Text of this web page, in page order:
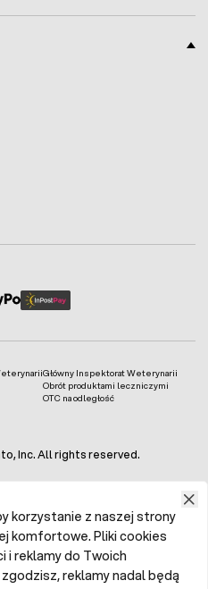
Główny Inspektorat Weterynarii
Obrót produktami leczniczymi
OTC na odległość
Inc. All rights reserved.
korzystanie z naszej strony
komfortowe. Pliki cookies
i reklamy do Twoich
reklamy nadal będą